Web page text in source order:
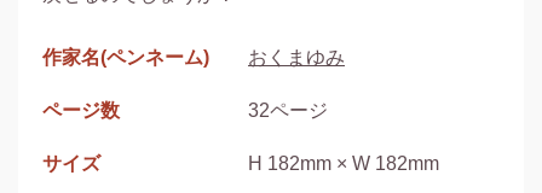
作家名(ペンネーム) おくまゆみ
ページ数 32ページ
サイズ H 182mm × W 182mm